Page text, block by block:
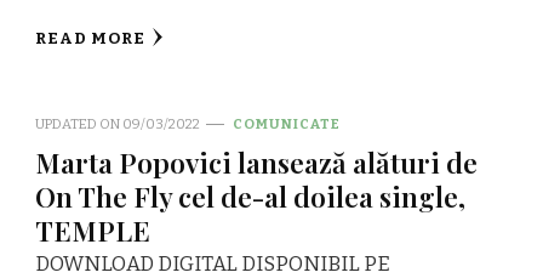
READ MORE
UPDATED ON 09/03/2022 COMUNICATE
Marta Popovici lansează alături de
On The Fly cel de-al doilea single,
TEMPLE
DOWNLOAD DIGITAL DISPONIBIL PE